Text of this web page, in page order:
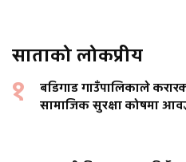
साताको लोकप्रीय
१
बडिगाड गाउँपालिकाले
सामाजिक सुरक्षा कोषमा